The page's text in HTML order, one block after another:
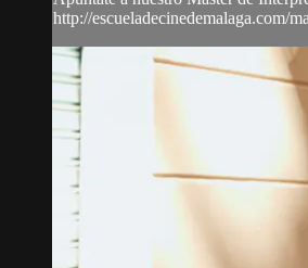
http://escueladecinedemalaga.com/